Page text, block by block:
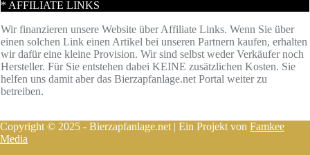
* AFFILIATE LINKS
Wir finanzieren unsere Website über Affiliate Links. Wenn Sie über
einen solchen Link einen Artikel bei unseren Partnern kaufen, erhalten
wir dafür eine kleine Provision. Wir sind selbst weder Verkäufer noch
Hersteller. Für Sie entstehen dabei KEINE zusätzlichen Kosten. Sie
helfen uns damit aber das Bierzapfanlage.net Portal weiter zu
betreiben.
Copyright © 2025 - Bierzapfanlage.net | Ein Projekt von Famkee
Media